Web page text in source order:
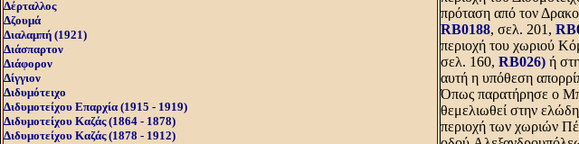
Δέρταλλος
Δζουμά
Διαλαμπή (1921)
Διάσπαρτον
Διάφορον
Δίγγιον
Διδυμότειχο
Διδυμοτείχου Επαρχία (1915 - 1919)
Διδυμοτείχου Καζάς (1864 - 1878)
Διδυμοτείχου Καζάς (1878 - 1912)
πρόταση από τον
RB0188, σελ. 201,
περιοχή του χωριού
σελ. 160, RB026) ή
αυτή η υπόθεση
Όπως παρατήρησε ο
θεμελιωθεί στην
περιοχή των χωριών